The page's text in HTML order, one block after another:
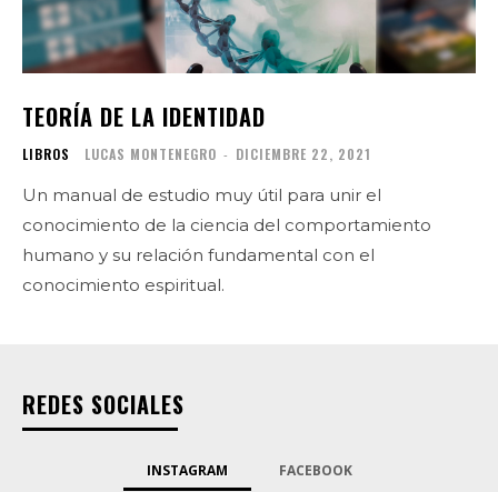
TEORÍA DE LA IDENTIDAD
LIBROS LUCAS MONTENEGRO - DICIEMBRE 22, 2021
Un manual de estudio muy útil para unir el
conocimiento de la ciencia del comportamiento
humano y su relación fundamental con el
conocimiento espiritual.
REDES SOCIALES
INSTAGRAM FACEBOOK